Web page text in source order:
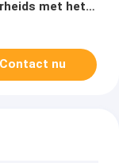
met het
Contact nu